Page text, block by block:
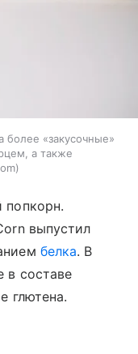
более «закусочные»
а также
попкорн.
выпустил
белка. В
в составе
глютена.